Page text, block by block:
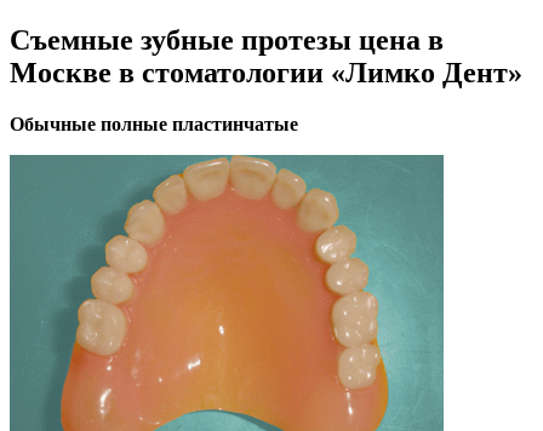
Съемные зубные протезы цена в
Москве в стоматологии «Лимко Дент»
Обычные полные пластинчатые